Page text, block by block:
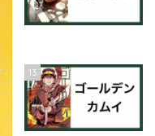
13